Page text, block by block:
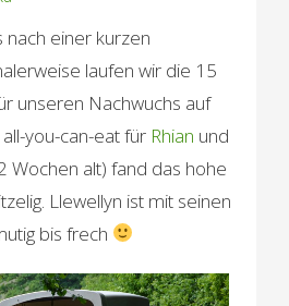
nach einer kurzen
laufen wir die 15
unseren Nachwuchs auf
you-can-eat für Rhian und
Wochen alt) fand das hohe
Llewellyn ist mit seinen
bis frech